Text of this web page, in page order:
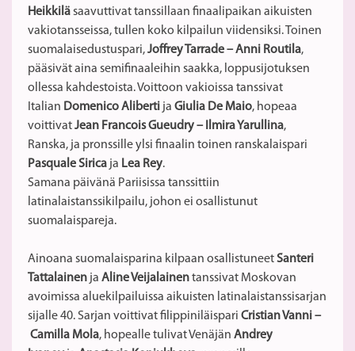
Heikkiläsaavuttivat tanssillaan finaalipaikan aikuisten
vakiotansseissa, tullen koko kilpailun viidensiksi. Toinen
suomalaisedustuspari,Joffrey Tarrade – Anni Routila,
pääsivät aina semifinaaleihin saakka, loppusijotuksen
ollessa kahdestoista. Voittoon vakioissa tanssivat
Italian Domenico Aliberti ja Giulia De Maio, hopeaa
voittivatJean Francois Gueudry – Ilmira Yarullina,
Ranska, ja pronssille ylsi finaalin toinen ranskalaispari
Pasquale Sirica ja Lea Rey.
Samana päivänä Pariisissa tanssittiin
latinalaistanssikilpailu, johon ei osallistunut
suomalaispareja.
Ainoana suomalaisparina kilpaan osallistuneetSanteri
Tattalainen ja Aline Veijalainentanssivat Moskovan
avoimissa aluekilpailuissa aikuisten latinalaistanssisarjan
sijalle 40. Sarjan voittivat filippiniläispari Cristian Vanni –
Camilla Mola, hopealle tulivat Venäjän Andrey